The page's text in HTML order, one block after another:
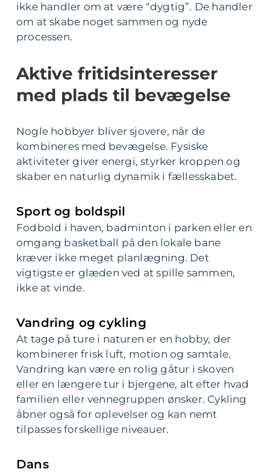
ikke handler om at være “dygtig”. De handler
om at skabe noget sammen og nyde
processen.
Aktive fritidsinteresser
med plads til bevægelse
Nogle hobbyer bliver sjovere, når de
kombineres med bevægelse. Fysiske
aktiviteter giver energi, styrker kroppen og
skaber en naturlig dynamik i fællesskabet.
Sport og boldspil
Fodbold i haven, badminton i parken eller en
omgang basketball på den lokale bane
kræver ikke meget planlægning. Det
vigtigste er glæden ved at spille sammen,
ikke at vinde.
Vandring og cykling
At tage på ture i naturen er en hobby, der
kombinerer frisk luft, motion og samtale.
Vandring kan være en rolig gåtur i skoven
eller en længere tur i bjergene, alt efter hvad
familien eller vennegruppen ønsker. Cykling
åbner også for oplevelser og kan nemt
tilpasses forskellige niveauer.
Dans